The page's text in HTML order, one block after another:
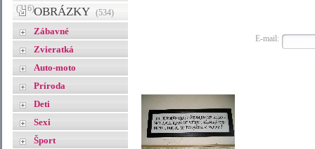
(316)OBRÁZKY (534)
Zábavné
Zvieratká
Auto-moto
Príroda
Deti
Sexi
Šport
E-mail: